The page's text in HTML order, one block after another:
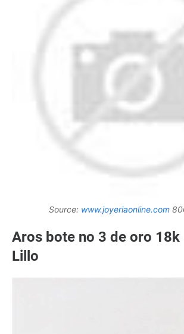
Source: www.joyeriaonline.com
Aros bote no 3 de oro 18k
Lillo